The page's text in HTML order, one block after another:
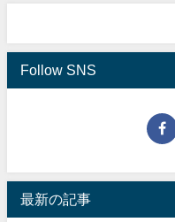
Follow SNS
最新の記事